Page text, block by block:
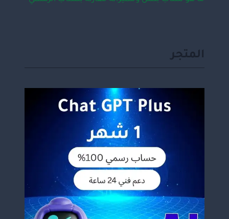
المتجر